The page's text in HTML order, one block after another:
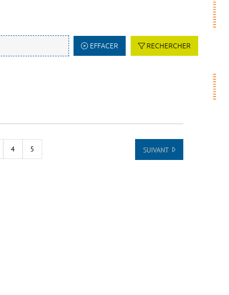
EFFACER RECHERCHER
4 5 SUIVANT